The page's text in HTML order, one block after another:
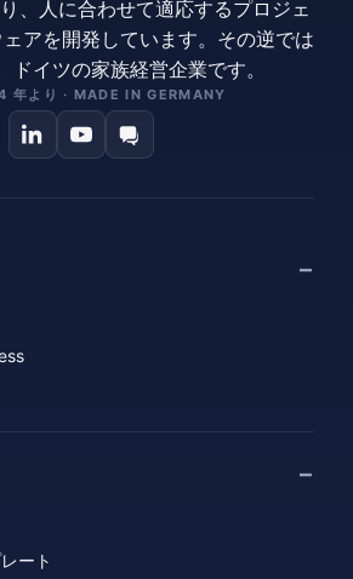
、人に合わせて適応するプロジェ
アを開発しています。その逆では
ドイツの家族経営企業です。
年より · MADE IN GERMANY
ート